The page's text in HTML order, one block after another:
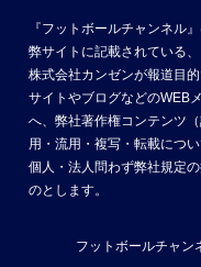
『フットボールチャンネル
弊サイトに記載されている
株式会社カンゼンが報道目
サイトやブログなどのWEB
へ、弊社著作権コンテンツ
用・流用・複写・転載につ
個人・法人問わず弊社規定
のとします。
フットボールチャン